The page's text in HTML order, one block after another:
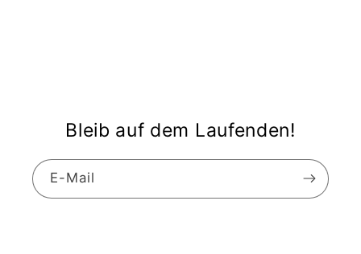
Bleib auf dem Laufenden!
E-Mail